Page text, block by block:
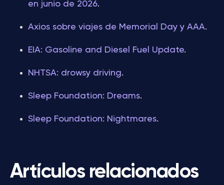
en junio de 2026.
Axios sobre viajes de Memorial Day y AAA.
EIA: Gasoline and Diesel Fuel Update.
NHTSA: drowsy driving.
Sleep Foundation: Dreams.
Sleep Foundation: Nightmares.
Artículos relacionados